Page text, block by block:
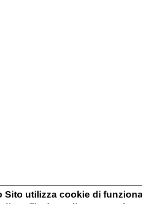
Sito utilizza cookie di